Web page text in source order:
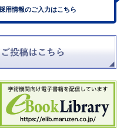
用情報のご入力はこちら